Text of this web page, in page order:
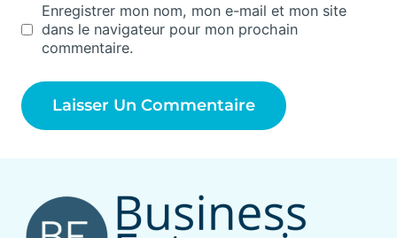
Enregistrer mon nom, mon e-mail et mon site
dans le navigateur pour mon prochain
commentaire.